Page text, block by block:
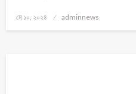
মে ১০, ২০২৪ adminnews